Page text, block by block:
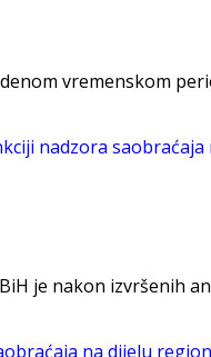
vremenskom
je nakon izvršenih